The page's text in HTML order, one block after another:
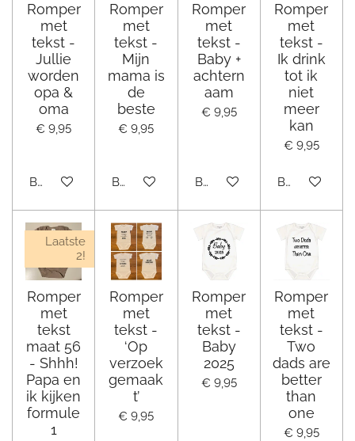
Romper
met
tekst -
Jullie
worden
opa &
oma
€ 9,95
Bekijk details
Romper
met
tekst -
Mijn
mama is
de
beste
€ 9,95
Bekijk details
Romper
met
tekst -
Baby +
achtern
aam
€ 9,95
Bekijk details
Romper
met
tekst -
Ik drink
tot ik
niet
meer
kan
€ 9,95
Bekijk details
Laatste
2!
Romper
met
tekst
maat 56
- Shhh!
Papa en
ik kijken
formule
1
Romper
met
tekst -
‘Op
verzoek
gemaak
t’
€ 9,95
Romper
met
tekst -
Baby
2025
€ 9,95
Romper
met
tekst -
Two
dads are
better
than
one
€ 9,95